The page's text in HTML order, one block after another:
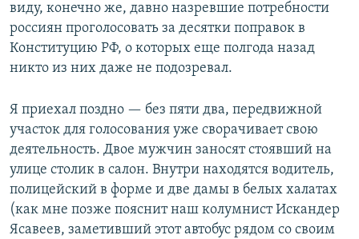
виду, конечно же, давно назревшие потребности
россиян проголосовать за десятки поправок в
Конституцию РФ, о которых еще полгода назад
никто из них даже не подозревал.
Я приехал поздно — без пяти два, передвижной
участок для голосования уже сворачивает свою
деятельность. Двое мужчин заносят стоявший на
улице столик в салон. Внутри находятся водитель,
полицейский в форме и две дамы в белых халатах
(как мне позже пояснит наш колумнист Искандер
Ясавеев, заметивший этот автобус рядом со своим